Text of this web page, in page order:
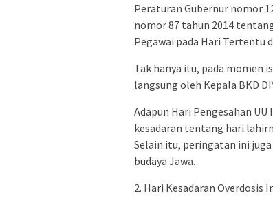
Peraturan Gubernur nomor
nomor 87 tahun 2014
Pegawai pada Hari Tertentu
Tak hanya itu, pada momen
langsung oleh Kepala BKD
Adapun Hari Pengesahan
kesadaran tentang hari
Selain itu, peringatan ini
budaya Jawa.
2. Hari Kesadaran Overdosis